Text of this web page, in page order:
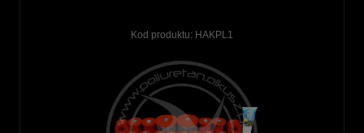
Kod produktu: HAKPL1